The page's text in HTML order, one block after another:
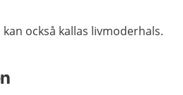
också kallas livmoderhals.